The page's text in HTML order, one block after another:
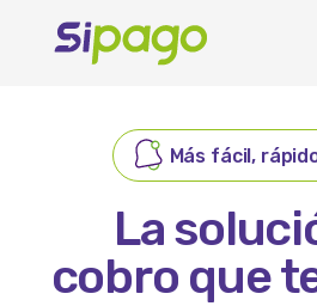
Más fácil,
La
cobro que